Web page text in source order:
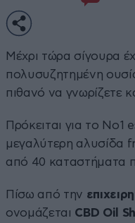
Μέχρι τώρα σίγουρα
πολυσυζητημένη
πιθανό να γνωρίζετε
Πρόκειται για το Νο1
μεγαλύτερη αλυσίδα
από 40 καταστήματα
Πίσω από την
ονομάζεται CBD Oil